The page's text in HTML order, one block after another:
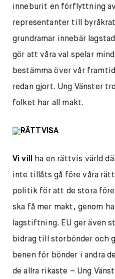
inneburit en förflyttning
representanter till
grundramar innebär
gör att våra val spelar
bestämma över vår
redan gjort. Ung Vänster
folket har all makt.
RÄTTVISA
Vi vill
ha en rättvis värld
inte tillåts gå före våra
politik för att de stora
ska få mer makt, genom
lagstiftning. EU ger även
bidrag till storbönder och
benen för bönder i andra
de allra rikaste – Ung